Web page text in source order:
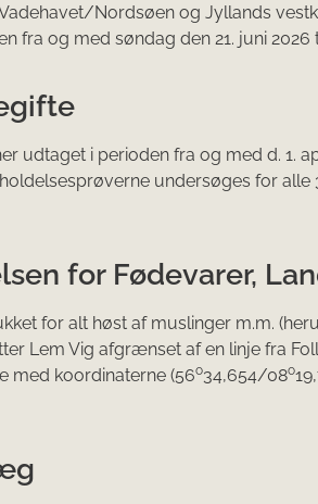
Nordsøen og Jyllands
fra og med søndag den 21. juni
udtaget i perioden fra og med d. 1.
undersøges for alle
for Fødevarer,
for alt høst af muslinger m.m.
Lem Vig afgrænset af en linje fra
med koordinaterne (56o34,654/08o